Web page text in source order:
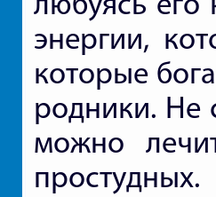
энергии,
которые
родники. Не
можно
простудных.